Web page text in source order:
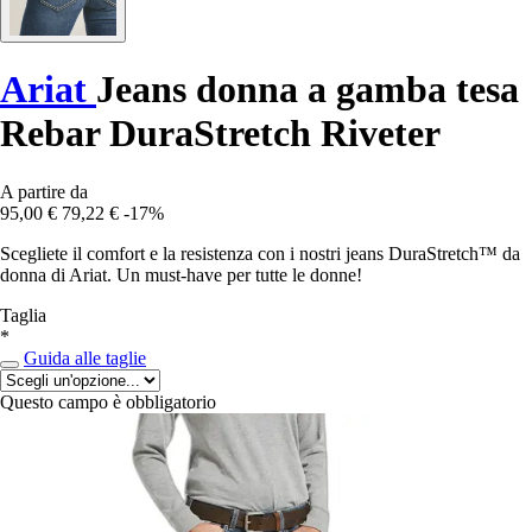
Ariat Jeans donna a gamba tesa
Rebar DuraStretch Riveter
A partire da
95,00 € 79,22 € -17%
Scegliete il comfort e la resistenza con i nostri jeans DuraStretch™ da
donna di Ariat. Un must-have per tutte le donne!
Taglia
*
Guida alle taglie
Questo campo è obbligatorio